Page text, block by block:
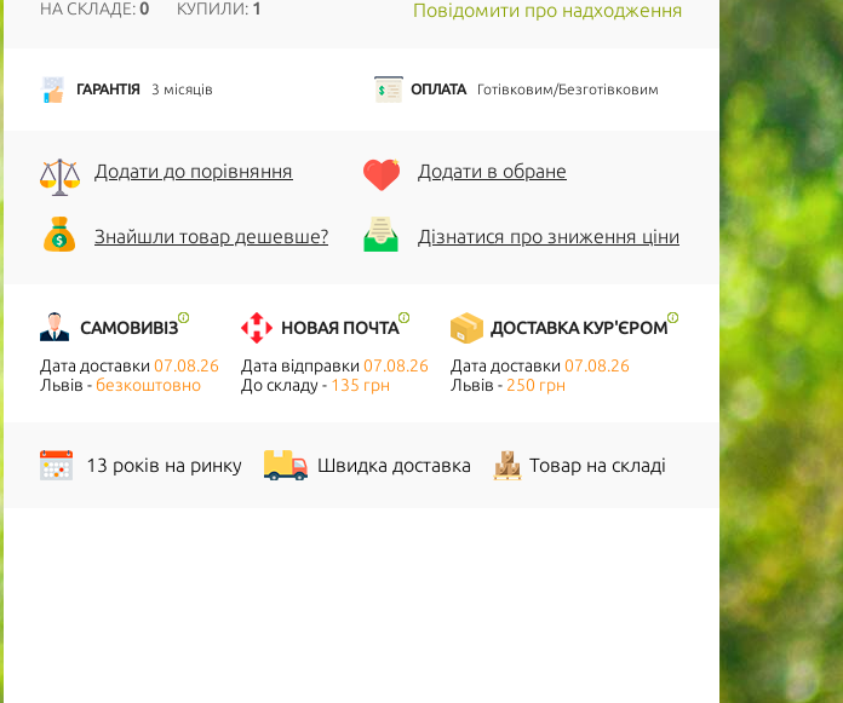
НА СКЛАДЕ:0 КУПИЛИ: 1 Повідомити про надходження
ГАРАНТІЯ 3 місяців ОПЛАТА Готівковим/Безготівковим
Додати до порівняння Додати в обране
Знайшли товар дешевше? Дізнатися про зниження ціни
САМОВИВІЗ
Дата доставки 07.08.26
Львів -безкоштовно
НОВАЯ ПОЧТА
Дата відправки 07.08.26
До складу - 135 грн
ДОСТАВКА КУР'ЄРОМ
Дата доставки 07.08.26
Львів - 250 грн
13 років на ринку Швидка доставка Товар на складі
НАЯВНІСТЬ
(SMS)